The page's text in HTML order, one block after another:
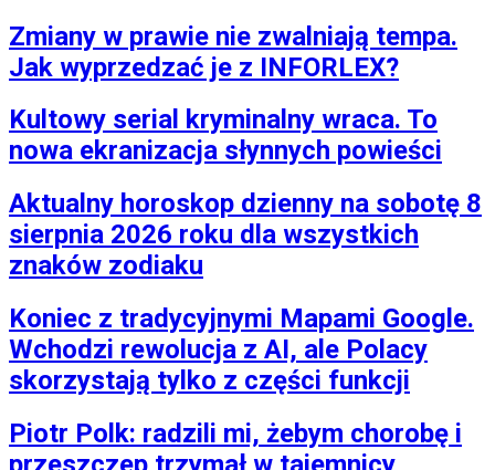
Zmiany w prawie nie zwalniają tempa.
Jak wyprzedzać je z INFORLEX?
Kultowy serial kryminalny wraca. To
nowa ekranizacja słynnych powieści
Aktualny horoskop dzienny na sobotę 8
sierpnia 2026 roku dla wszystkich
znaków zodiaku
Koniec z tradycyjnymi Mapami Google.
Wchodzi rewolucja z AI, ale Polacy
skorzystają tylko z części funkcji
Piotr Polk: radzili mi, żebym chorobę i